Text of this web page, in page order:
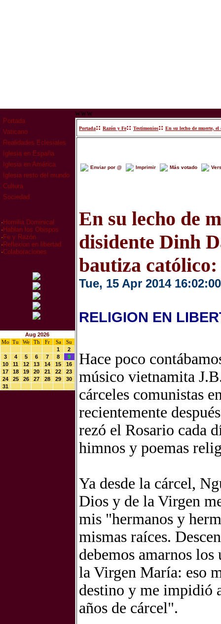
Portada
Vaticano
Realidades Eclesiales
Iglesia en España
Iglesia en América
Iglesia resto del mundo
Cultura
Sociedad
· Homilia Dominical
· Hablan los Obispos
· Fe y Razón
· Reflexion en libertad
·Colaboraciones
Aug 2026
Mo
Tu We Th Fr Sa
Su
1
2
3
4 5 6 7 8
9
10
11 12 13 14 15
16
17
18 19 20 21 22
23
24
25 26 27 28 29
30
31
www
Portada:: Razón y Fe:: Testimonios:: En su lecho de muerte,
Enviar por @ Imprimir Más votado
En su lecho de
disidente Dinh
bautiza
Tue, 15 Apr 2014 16:02:00
RELIGION EN
Hace poco
músico vietnamita
cárceles comunistas
recientemente
rezó el Rosario cada
himnos y poemas
Ya desde la cárcel,
Dios y de la Virgen
mis "hermanos y
mismas raíces.
debemos amarnos
la Virgen María: eso
destino y me impidió
años de cárcel".